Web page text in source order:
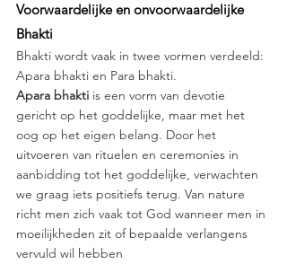
Voorwaardelijke en onvoorwaardelijke
Bhakti
Bhakti wordt vaak in twee vormen verdeeld:
Apara bhakti en Para bhakti.
Apara bhakti is een vorm van devotie
gericht op het goddelijke, maar met het
oog op het eigen belang. Door het
uitvoeren van rituelen en ceremonies in
aanbidding tot het goddelijke, verwachten
we graag iets positiefs terug. Van nature
richt men zich vaak tot God wanneer men in
moeilijkheden zit of bepaalde verlangens
vervuld wil hebben